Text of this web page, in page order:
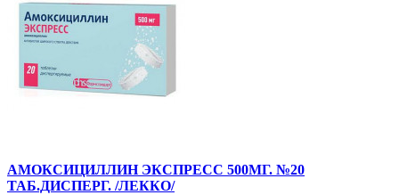
АМОКСИЦИЛЛИН ЭКСПРЕСС 500МГ. №20
ТАБ.ДИСПЕРГ. /ЛЕККО/